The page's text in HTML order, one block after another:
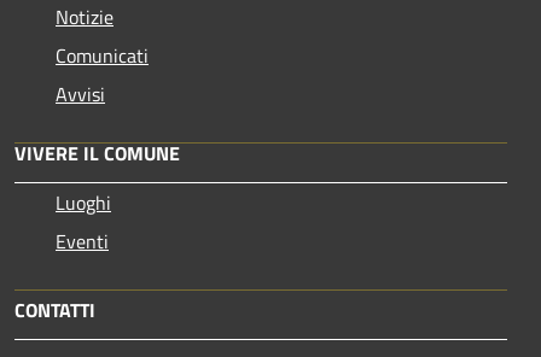
Notizie
Comunicati
Avvisi
VIVERE IL COMUNE
Luoghi
Eventi
CONTATTI